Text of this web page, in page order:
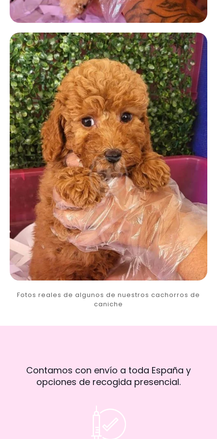
Fotos reales de algunos de nuestros cachorros de
caniche
Contamos con envío a toda España y
opciones de recogida presencial.